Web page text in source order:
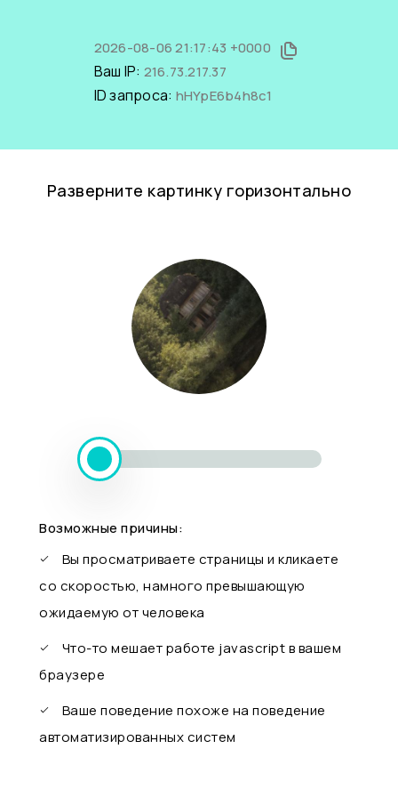
2026-08-06 21:17:43 +0000
Ваш IP: 216.73.217.37
ID запроса: hHYpE6b4h8c1
Разверните картинку горизонтально
Возможные причины:
Вы просматриваете страницы и кликаете
со скоростью, намного превышающую
ожидаемую от человека
Что-то мешает работе javascript в вашем
браузере
Ваше поведение похоже на поведение
автоматизированных систем